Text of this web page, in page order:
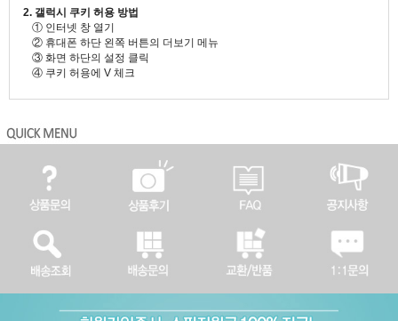
2. 갤럭시 쿠키 허용 방법
① 인터넷 창 열기
② 휴대폰 하단 왼쪽 버튼의 더보기 메뉴
③ 화면 하단의 설정 클릭
④ 쿠키 허용에 V 체크